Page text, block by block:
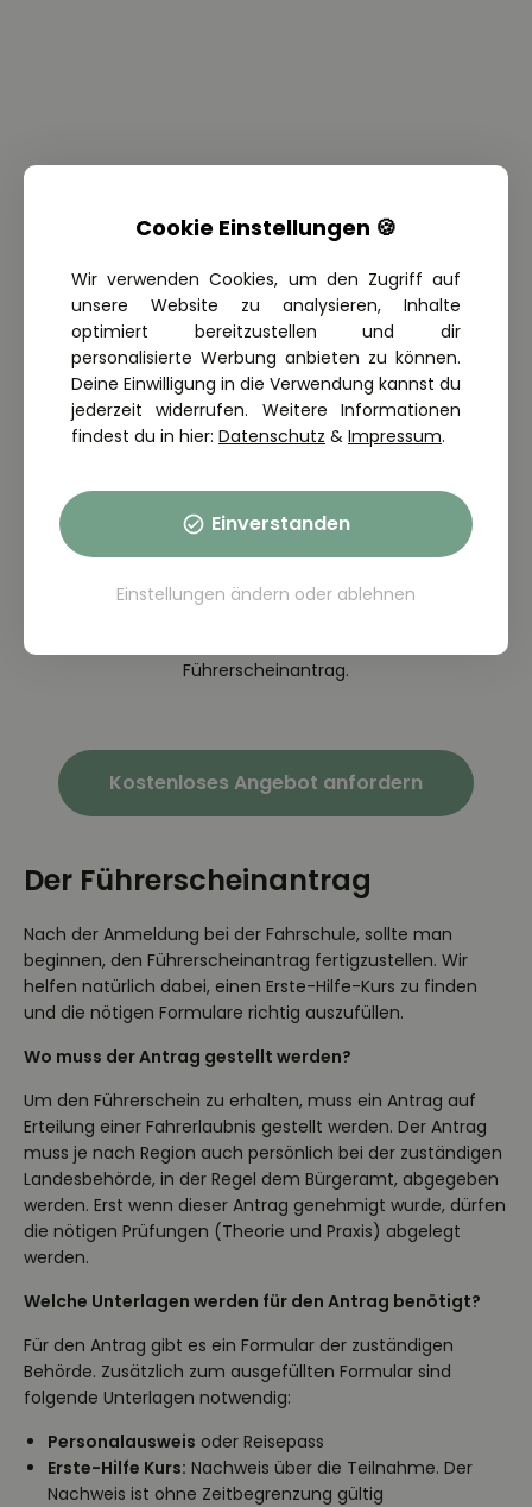
Alles geschafft! Über unsere App kann Ihr Kind ab jetzt alle
Führerscheinantrag.
Kostenloses Angebot anfordern
Der Führerscheinantrag
Nach der Anmeldung bei der Fahrschule, sollte man
beginnen, den Führerscheinantrag fertigzustellen. Wir
helfen natürlich dabei, einen Erste-Hilfe-Kurs zu finden
und die nötigen Formulare richtig auszufüllen.
Wo muss der Antrag gestellt werden?
Um den Führerschein zu erhalten, muss ein Antrag auf
Erteilung einer Fahrerlaubnis gestellt werden. Der Antrag
muss je nach Region auch persönlich bei der zuständigen
Landesbehörde, in der Regel dem Bürgeramt, abgegeben
werden. Erst wenn dieser Antrag genehmigt wurde, dürfen
die nötigen Prüfungen (Theorie und Praxis) abgelegt
werden.
Welche Unterlagen werden für den Antrag benötigt?
Für den Antrag gibt es ein Formular der zuständigen
Behörde. Zusätzlich zum ausgefüllten Formular sind
folgende Unterlagen notwendig:
Personalausweis oder Reisepass
Erste-Hilfe Kurs: Nachweis über die Teilnahme. Der
Nachweis ist ohne Zeitbegrenzung gültig
Cookie Einstellungen 🍪
Wir verwenden Cookies, um den Zugriff auf
unsere Website zu analysieren, Inhalte
optimiert bereitzustellen und dir
personalisierte Werbung anbieten zu können.
Deine Einwilligung in die Verwendung kannst du
jederzeit widerrufen. Weitere Informationen
findest du in hier: Datenschutz & Impressum.
Einverstanden
Einstellungen ändern oder ablehnen